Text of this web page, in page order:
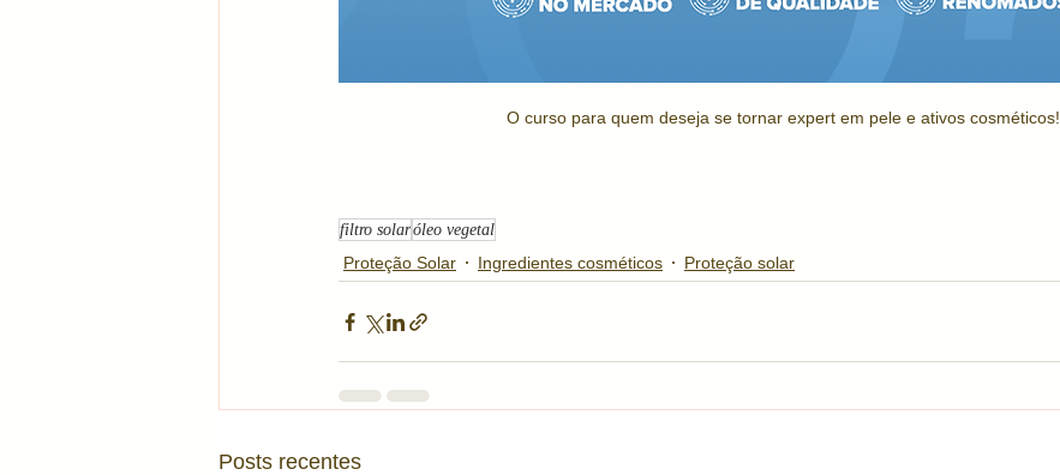
O curso para quem deseja se tornar expert em pele e ativos cosméticos!
filtro solaróleo vegetal
Proteção Solar Ingredientes cosméticos Proteção solar
Posts recentes